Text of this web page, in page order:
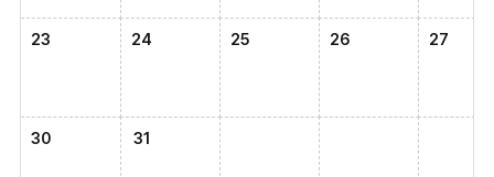
23 24 25 26 27
30 31